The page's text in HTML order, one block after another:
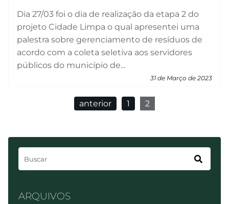
Dia 27/03 foi o dia de realização da etapa 2 do
projeto Cidade Limpa o qual apresentei uma
palestra sobre gerenciamento de resíduos de
acordo com a coleta seletiva aos servidores
públicos do município de...
31 de Março de 2023
anterior 1 2
ARQUIVOS